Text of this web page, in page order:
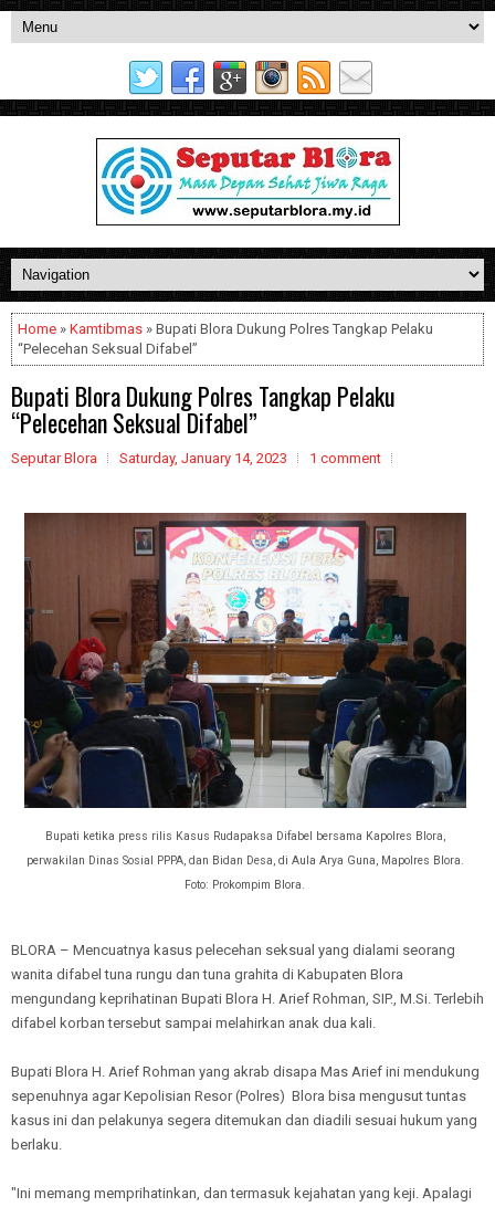
Home » Kamtibmas » Bupati Blora Dukung Polres Tangkap Pelaku
“Pelecehan Seksual Difabel”
Bupati Blora Dukung Polres Tangkap Pelaku
“Pelecehan Seksual Difabel”
Seputar Blora Saturday, January 14, 2023 1 comment
Bupati ketika press rilis Kasus Rudapaksa Difabel bersama Kapolres Blora,
perwakilan Dinas Sosial PPPA, dan Bidan Desa, di Aula Arya Guna, Mapolres Blora.
Foto: Prokompim Blora.
BLORA – Mencuatnya kasus pelecehan seksual yang dialami seorang
wanita difabel tuna rungu dan tuna grahita di Kabupaten Blora
mengundang keprihatinan Bupati Blora H. Arief Rohman, SIP., M.Si. Terlebih
difabel korban tersebut sampai melahirkan anak dua kali.
Bupati Blora H. Arief Rohman yang akrab disapa Mas Arief ini mendukung
sepenuhnya agar Kepolisian Resor (Polres) Blora bisa mengusut tuntas
kasus ini dan pelakunya segera ditemukan dan diadili sesuai hukum yang
berlaku.
"Ini memang memprihatinkan, dan termasuk kejahatan yang keji. Apalagi